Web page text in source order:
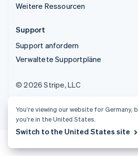
Weitere Ressourcen
Support
Support anfordern
Verwaltete Supportpläne
© 2026 Stripe, LLC
You’re viewing our website for Germany,
you’re in the United States.
Switch to the United States site